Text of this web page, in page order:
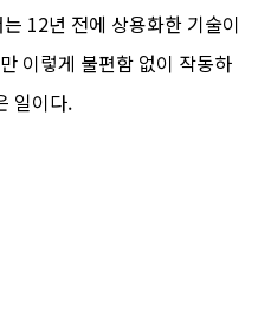
12년 전에 상용화한 기술이
이렇게 불편함 없이 작동하
일이다.